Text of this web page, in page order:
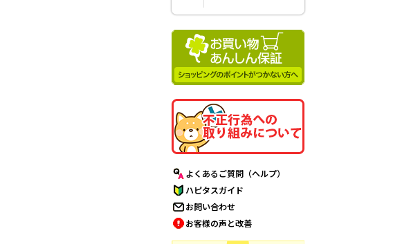
よくあるご質問（ヘルプ）
ハピタスガイド
お問い合わせ
お客様の声と改善